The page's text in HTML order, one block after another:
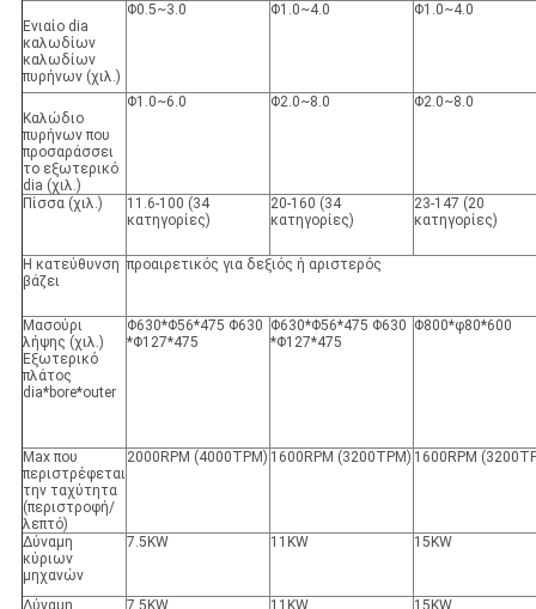
Ενιαίο dia
καλωδίων
καλωδίων
πυρήνων (χιλ.)
Φ0.5~3.0 Φ1.0~4.0 Φ1.0~4.0
Καλώδιο
πυρήνων που
προσαράσσει
το εξωτερικό
dia (χιλ.)
Φ1.0~6.0 Φ2.0~8.0 Φ2.0~8.0
Πίσσα (χιλ.)
11.6-100 (34
κατηγορίες)
20-160 (34
κατηγορίες)
23-147 (20
κατηγορίες)
Η κατεύθυνση
βάζει
προαιρετικός για δεξιός ή αριστερός
Μασούρι
λήψης (χιλ.)
Εξωτερικό
πλάτος
dia*bore*outer
Φ630*Φ56*475 Φ630
*Φ127*475
Φ630*Φ56*475 Φ630
*Φ127*475
Φ800*φ80*600
Max που
περιστρέφεται
την ταχύτητα
(περιστροφή/
λεπτό)
2000RPM (4000TPM) 1600RPM (3200TPM) 1600RPM
Δύναμη
κύριων
μηχανών
7.5KW 11KW 15KW